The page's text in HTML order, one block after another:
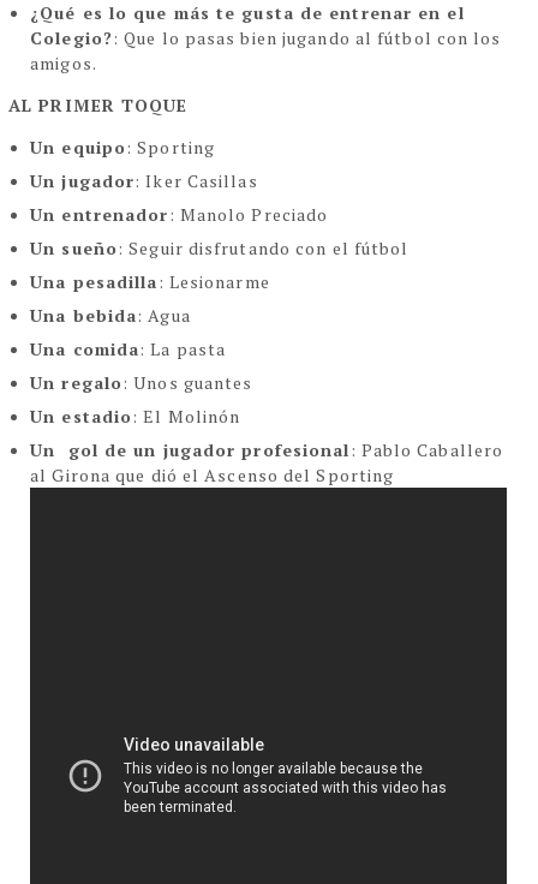
¿Qué es lo que más te gusta de entrenar en el
Colegio?: Que lo pasas bien jugando al fútbol con los
amigos.
AL PRIMER TOQUE
Un equipo: Sporting
Un jugador: Iker Casillas
Un entrenador: Manolo Preciado
Un sueño: Seguir disfrutando con el fútbol
Una pesadilla: Lesionarme
Una bebida: Agua
Una comida: La pasta
Un regalo: Unos guantes
Un estadio: El Molinón
Un gol de un jugador profesional: Pablo Caballero
al Girona que dió el Ascenso del Sporting